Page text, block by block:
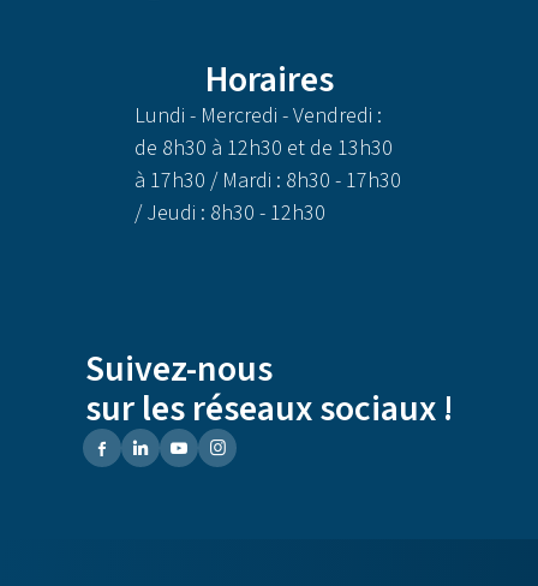
Horaires
Lundi - Mercredi - Vendredi :
de 8h30 à 12h30 et de 13h30
à 17h30 / Mardi : 8h30 - 17h30
/ Jeudi : 8h30 - 12h30
Suivez-nous
sur les réseaux sociaux !